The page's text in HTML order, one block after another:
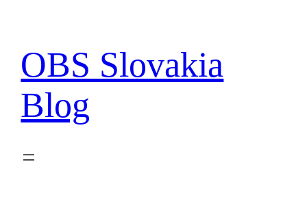
obsah
OBS Slovakia
Blog